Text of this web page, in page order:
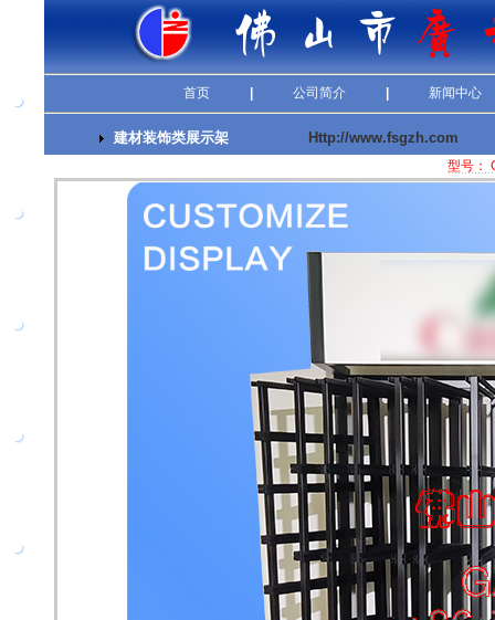
首页 公司简介 新闻中心
建材装饰类展示架 Http://www.fsgzh.com
型号：